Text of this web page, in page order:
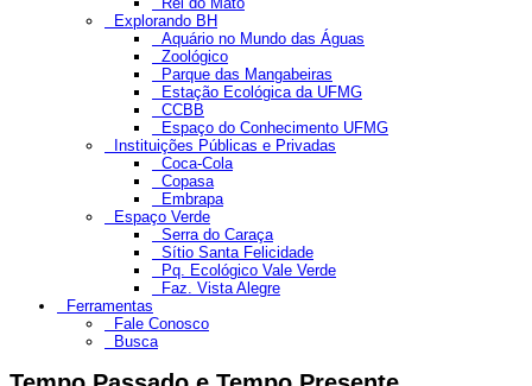
Explorando BH
Aquário no Mundo das Águas
Zoológico
Parque das Mangabeiras
Estação Ecológica da UFMG
CCBB
Espaço do Conhecimento UFMG
Instituições Públicas e Privadas
Coca-Cola
Copasa
Embrapa
Espaço Verde
Serra do Caraça
Sítio Santa Felicidade
Pq. Ecológico Vale Verde
Faz. Vista Alegre
Ferramentas
Fale Conosco
Busca